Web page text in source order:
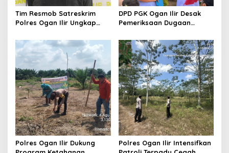
Tim Resmob Satreskrim
Polres Ogan Ilir Ungkap
dengan Pemberatan, Satu
Terduga Pelaku Diamankan
DPD PGK Ogan Ilir Desak
Pemeriksaan Dugaan
Sertifikasi Guru, Minta
Proses Berjalan
Transparan
Polres Ogan Ilir Dukung
Polres Ogan Ilir Intensifkan